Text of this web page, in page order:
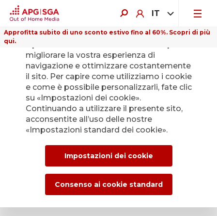
IT
Approfitta subito di uno sconto estivo fino al 60%. Scopri di più
qui.
Trasporto
pubblico: proventi
aggiuntivi ­
interessanti.
Validi motivi per collaborare
con APG|SGA
migliorare la vostra esperienza di
navigazione e ottimizzare costantemente
il sito. Per capire come utilizziamo i cookie
e come è possibile personalizzarli, fate clic
su «Impostazioni dei cookie».
Continuando a utilizzare il presente sito,
acconsentite all’uso delle nostre
«Impostazioni standard dei cookie».
Impostazioni dei cookie
Consenso ai cookie standard